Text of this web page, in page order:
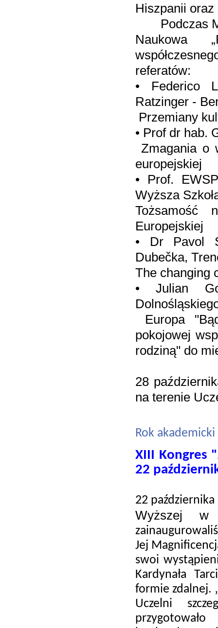
Hiszpanii
Podczas
Naukowa
referatów:
• Federico
Ratzinger -
Przemiany
• Prof dr hab.
Zmagania o
europejskiej
• Prof.
Wyższa
Tożsamość
Europejskiej
• Dr Pavol
Dubečka,
The changing
• Julian
Europa
pokojowej
rodziną" do
28
na terenie
Rok
XIII Kongres
22
22
Wyższej w
Jej
swoi
Kardynała
formie zdalnej.
Uczelni